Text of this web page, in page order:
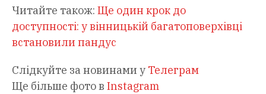
Читайте також: Ще один крок до
доступності: у вінницькій багатоповерхівці
встановили пандус
Слідкуйте за новинами у Телеграм
Ще більше фото в Instagram